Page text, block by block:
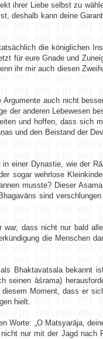
ihrer Liebe selbst zu
deshalb kann deine
die königlichen
für eure Gnade und
ihr mir auch diesen
auch nicht
der anderen Lebewesen
und hoffen, dass sich
und den Beistand der
einer Dynastie, wie der
sogar wehrlose
musste? Dieser
sind verschlungen
war, dass nicht nur bald
die Menschen
Bhaktavatsala bekannt
seinen āśrama)
Moment, dass er
hielt.
Worte: „O Matsyarāja,
nur mit der Jagd nach